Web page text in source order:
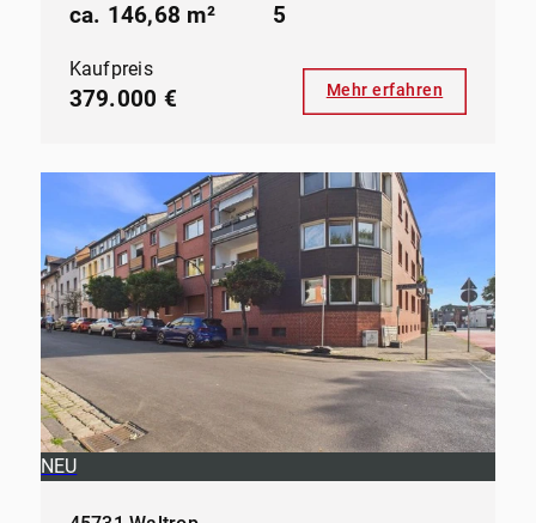
ca. 146,68 m² 5
Kaufpreis
379.000 € Mehr erfahren
NEU